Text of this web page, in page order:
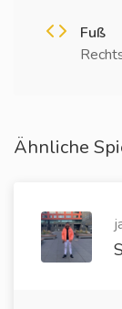
Fuß
Ähnliche